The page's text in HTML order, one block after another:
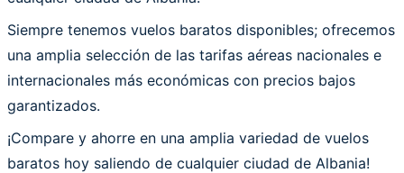
Siempre tenemos vuelos baratos disponibles; ofrecemos
una amplia selección de las tarifas aéreas nacionales e
internacionales más económicas con precios bajos
garantizados.
¡Compare y ahorre en una amplia variedad de vuelos
baratos hoy saliendo de cualquier ciudad de Albania!